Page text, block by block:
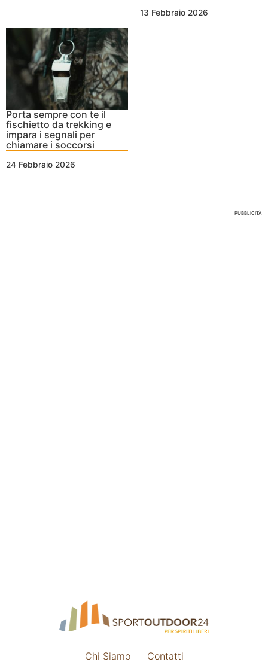
13 Febbraio 2026
Porta sempre con te il
fischietto da trekking e
impara i segnali per
chiamare i soccorsi
24 Febbraio 2026
PUBBLICITÀ
Chi Siamo Contatti